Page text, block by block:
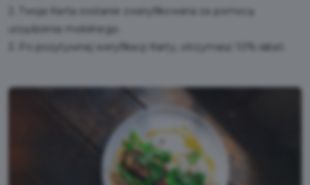
2. Twoja Karta zostanie zweryfikowana za pomocą
urządzenia mobilnego.
3. Po pozytywnej weryfikacji Karty, otrzymasz 10% rabat.